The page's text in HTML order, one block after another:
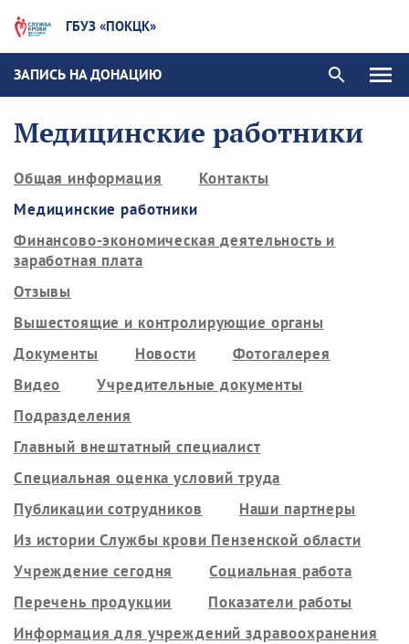
ГБУЗ «ПОКЦК»
ЗАПИСЬ НА ДОНАЦИЮ
Медицинские работники
Общая информация
Контакты
Медицинские работники
Финансово-экономическая деятельность и
заработная плата
Отзывы
Вышестоящие и контролирующие органы
Документы
Новости
Фотогалерея
Видео
Учредительные документы
Подразделения
Главный внештатный специалист
Специальная оценка условий труда
Публикации сотрудников
Наши партнеры
Из истории Службы крови Пензенской области
Учреждение сегодня
Социальная работа
Перечень продукции
Показатели работы
Информация для учреждений здравоохранения